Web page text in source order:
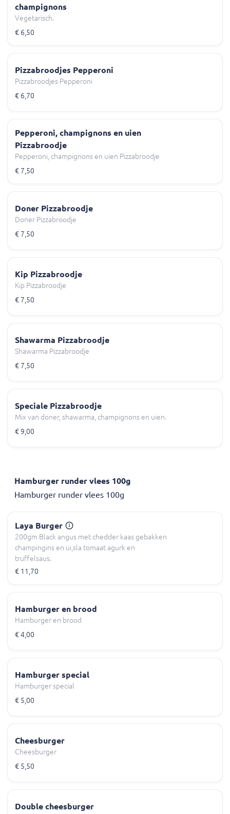
champignons
Vegetarisch.
€ 6,50
Pizzabroodjes Pepperoni
Pizzabroodjes Pepperoni
€ 6,70
Pepperoni, champignons en uien
Pizzabroodje
Pepperoni, champignons en uien Pizzabroodje
€ 7,50
Doner Pizzabroodje
Doner Pizzabroodje
€ 7,50
Kip Pizzabroodje
Kip Pizzabroodje
€ 7,50
Shawarma Pizzabroodje
Shawarma Pizzabroodje
€ 7,50
Speciale Pizzabroodje
Mix van doner, shawarma, champignons en uien.
€ 9,00
Hamburger runder vlees 100g
Hamburger runder vlees 100g
Laya Burger
200gm Black angus met chedder kaas gebakken
champingins en ui,sla tomaat agurk en
truffelsaus.
€ 11,70
Hamburger en brood
Hamburger en brood
€ 4,00
Hamburger special
Hamburger special
€ 5,00
Cheesburger
Cheesburger
€ 5,50
Double cheesburger